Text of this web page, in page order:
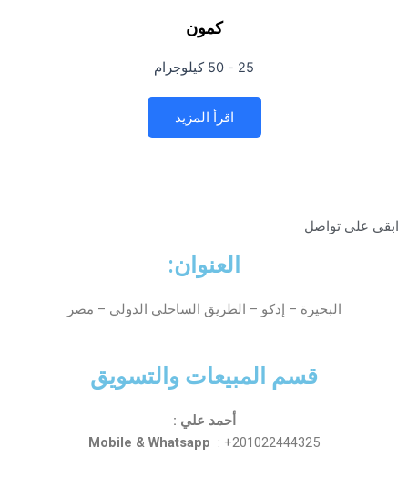
كمون
25 - 50 كيلوجرام
اقرأ المزيد
ابقى على تواصل
العنوان:
البحيرة – إدكو – الطريق الساحلي الدولي – مصر
قسم المبيعات والتسويق
أحمد علي :
Mobile & Whatsapp : +201022444325